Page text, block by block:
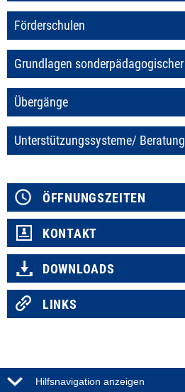
Förderschulen
Grundlagen
Übergänge
Unterstützungssysteme/ Beratung
ÖFFNUNGSZEITEN
KONTAKT
DOWNLOADS
LINKS
Hilfsnavigation anzeigen